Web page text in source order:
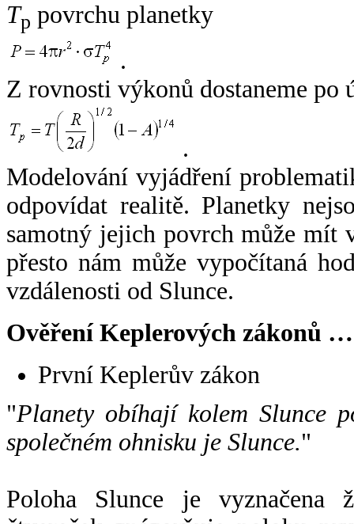
Tp povrchu planetky
.
Z rovnosti výkonů dostaneme po
.
Modelování vyjádření
odpovídat realitě. Planetky
samotný jejich povrch může mít
přesto nám může vypočítaná
vzdálenosti od Slunce.
Ověření Keplerových zákonů …
První Keplerův zákon
"Planety obíhají kolem Slunce
společném ohnisku je Slunce."
Poloha Slunce je vyznačena